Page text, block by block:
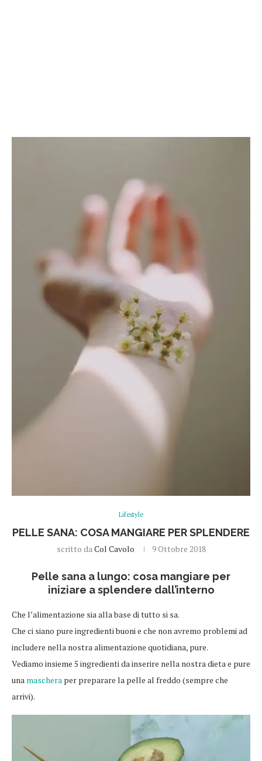
Lifestyle
PELLE SANA: COSA MANGIARE PER SPLENDERE
scritto daCol Cavolo 9 Ottobre 2018
Pelle sana a lungo: cosa mangiare per
iniziare a splendere dall’interno
Che l’alimentazione sia alla base di tutto si sa.
Che ci siano pure ingredienti buoni e che non avremo problemi ad
includere nella nostra alimentazione quotidiana, pure.
Vediamo insieme 5 ingredienti da inserire nella nostra dieta e pure
una maschera per preparare la pelle al freddo (sempre che
arrivi).